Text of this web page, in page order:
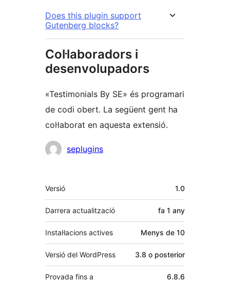
Does this plugin support
Gutenberg blocks?
Col·laboradors i
desenvolupadors
«Testimonials By SE» és programari
de codi obert. La següent gent ha
col·laborat en aquesta extensió.
Col·laboradors
seplugins
Meta
Versió 1.0
Darrera actualització fa 1 any
Instal·lacions actives Menys de 10
Versió del WordPress 3.8 o posterior
Provada fins a 6.8.6